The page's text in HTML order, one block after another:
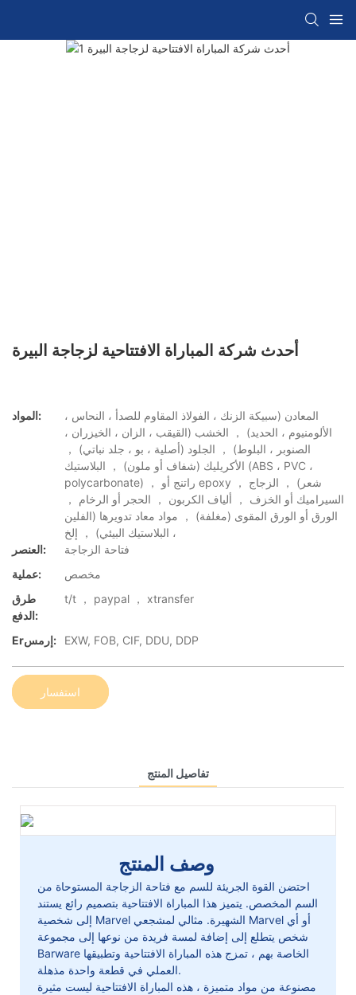
أحدث شركة المباراة الافتتاحية لزجاجة البيرة
المواد:
المعادن (سبيكة الزنك ، الفولاذ المقاوم للصدأ ، النحاس ،
الألومنيوم ، الحديد) ， الخشب (القيقب ، الزان ، الخيزران ،
الصنوبر ، البلوط) ， الجلود (أصلية ، بو ، جلد نباتي) ，
الأكريليك (شفاف أو ملون) ， البلاستيك (ABS ، PVC ،
polycarbonate) ， راتنج أو epoxy شعر) ， الزجاج ，
السيراميك أو الخزف ， ألياف الكربون ， الحجر أو الرخام ，
الورق أو الورق المقوى (مغلفة) ， مواد معاد تدويرها (الفلين
، البلاستيك البيئي) ， إلخ
العنصر:
فتاحة الزجاجة
عملية:
مخصص
طرق
الدفع:
t/t ， paypal ， xtransfer
Erإرمس: EXW, FOB, CIF, DDU, DDP
استفسار
تفاصيل المنتج
وصف المنتج
احتضن القوة الجريئة للسم مع فتاحة الزجاجة المستوحاة من
السم المخصص. يتميز هذا المباراة الافتتاحية بتصميم رائع يستند
إلى شخصية Marvel الشهيرة. مثالي لمشجعي Marvel أو أي
شخص يتطلع إلى إضافة لمسة فريدة من نوعها إلى مجموعة
Barware الخاصة بهم ، تمزج هذه المباراة الافتتاحية وتطبيقها
العملي في قطعة واحدة مذهلة.
مصنوعة من مواد متميزة ، هذه المباراة الافتتاحية ليست مثيرة